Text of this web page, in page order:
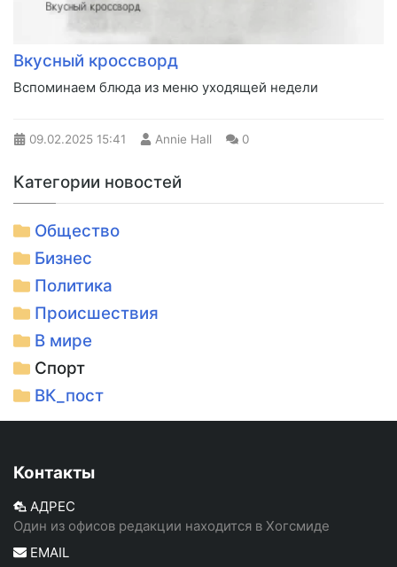
Вкусный кроссворд
Вспоминаем блюда из меню уходящей недели
09.02.2025 15:41 Annie Hall 0
Категории новостей
Общество
Бизнес
Политика
Происшествия
В мире
Спорт
ВК_пост
Контакты
АДРЕС
Один из офисов редакции находится в Хогсмиде
EMAIL